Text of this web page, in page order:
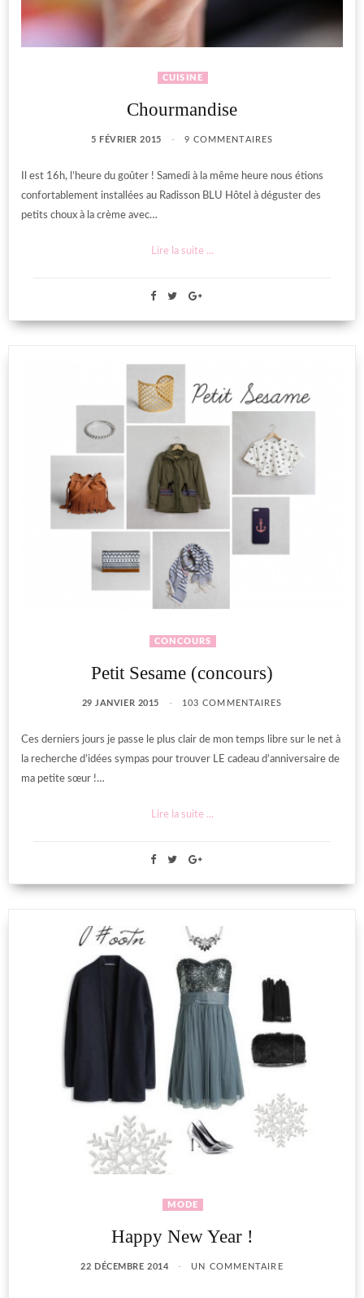
CUISINE
Chourmandise
5 FÉVRIER 2015 9 COMMENTAIRES
Il est 16h, l’heure du goûter ! Samedi à la même heure nous étions
confortablement installées au Radisson BLU Hôtel à déguster des
petits choux à la crème avec…
Lire la suite ...
CONCOURS
Petit Sesame (concours)
29 JANVIER 2015 103 COMMENTAIRES
Ces derniers jours je passe le plus clair de mon temps libre sur le net à
la recherche d’idées sympas pour trouver LE cadeau d’anniversaire de
ma petite sœur !…
Lire la suite ...
MODE
Happy New Year !
22 DÉCEMBRE 2014 UN COMMENTAIRE